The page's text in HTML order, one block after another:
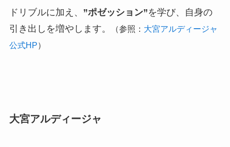
ドリブルに加え、 ”ポゼッション”を学び、自身の
引き出しを増やします。
（参照： 大宮アルディージャ
公式HP）
大宮アルディージャ